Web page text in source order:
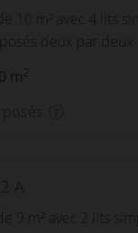
10 m² avec 4 lits
deux par deux
m2
A
9 m² avec 2 lits